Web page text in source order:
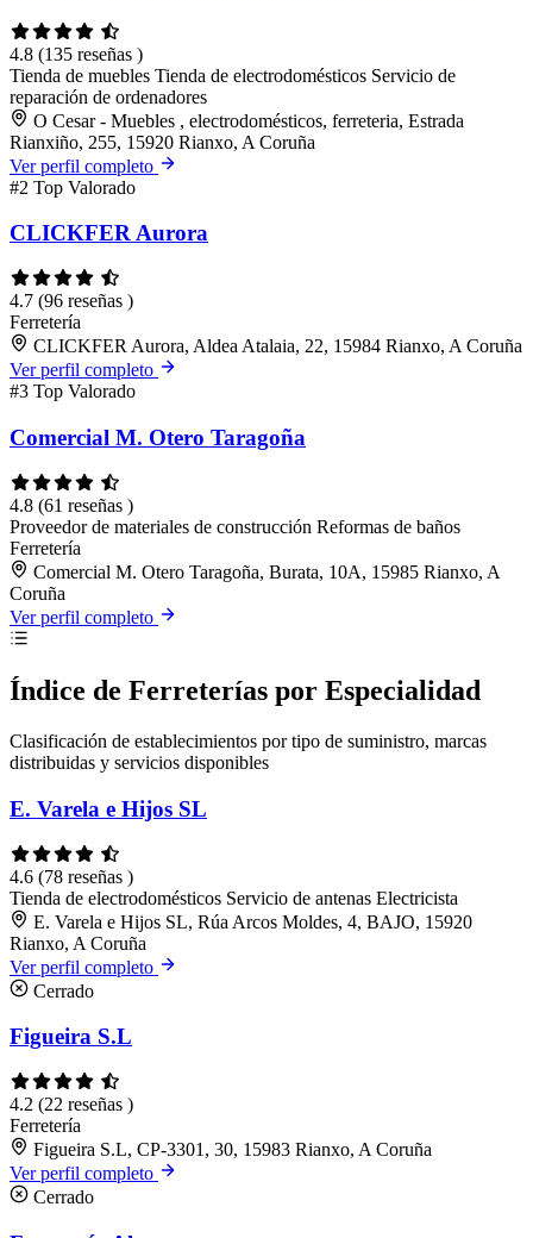
4.8 (135 reseñas )
Tienda de muebles Tienda de electrodomésticos Servicio de
reparación de ordenadores
O Cesar - Muebles , electrodomésticos, ferreteria, Estrada
Rianxiño, 255, 15920 Rianxo, A Coruña
Ver perfil completo
#2 Top Valorado
CLICKFER Aurora
4.7 (96 reseñas )
Ferretería
CLICKFER Aurora, Aldea Atalaia, 22, 15984 Rianxo, A Coruña
Ver perfil completo
#3 Top Valorado
Comercial M. Otero Taragoña
4.8 (61 reseñas )
Proveedor de materiales de construcción Reformas de baños
Ferretería
Comercial M. Otero Taragoña, Burata, 10A, 15985 Rianxo, A
Coruña
Ver perfil completo
Índice de Ferreterías por Especialidad
Clasificación de establecimientos por tipo de suministro, marcas
distribuidas y servicios disponibles
E. Varela e Hijos SL
4.6 (78 reseñas )
Tienda de electrodomésticos Servicio de antenas Electricista
E. Varela e Hijos SL, Rúa Arcos Moldes, 4, BAJO, 15920
Rianxo, A Coruña
Ver perfil completo
Cerrado
Figueira S.L
4.2 (22 reseñas )
Ferretería
Figueira S.L, CP-3301, 30, 15983 Rianxo, A Coruña
Ver perfil completo
Cerrado